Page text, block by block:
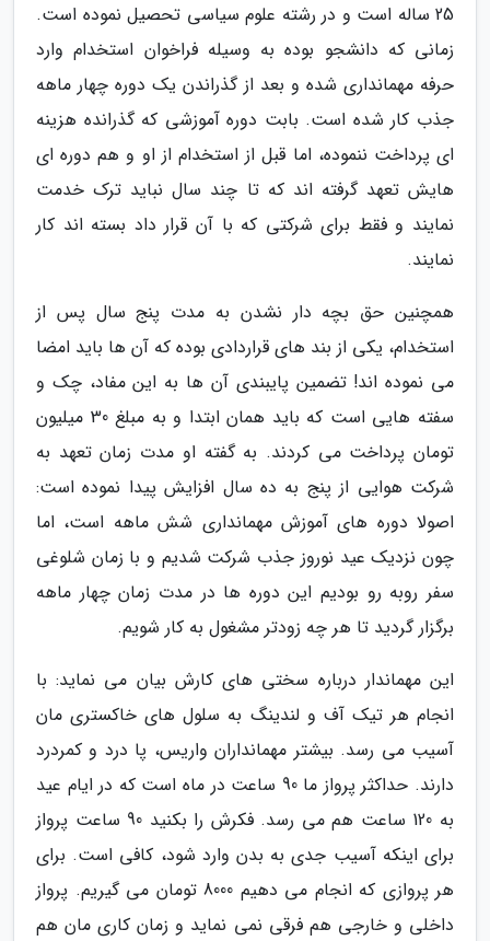
25 ساله است و در رشته علوم سیاسی تحصیل نموده است.
زمانی که دانشجو بوده به وسیله فراخوان استخدام وارد
حرفه مهمانداری شده و بعد از گذراندن یک دوره چهار ماهه
جذب کار شده است. بابت دوره آموزشی که گذرانده هزینه
ای پرداخت ننموده، اما قبل از استخدام از او و هم دوره ای
هایش تعهد گرفته اند که تا چند سال نباید ترک خدمت
نمایند و فقط برای شرکتی که با آن قرار داد بسته اند کار
نمایند.
همچنین حق بچه دار نشدن به مدت پنج سال پس از
استخدام، یکی از بند های قراردادی بوده که آن ها باید امضا
می نموده اند! تضمین پایبندی آن ها به این مفاد، چک و
سفته هایی است که باید همان ابتدا و به مبلغ 30 میلیون
تومان پرداخت می کردند. به گفته او مدت زمان تعهد به
شرکت هوایی از پنج به ده سال افزایش پیدا نموده است:
اصولا دوره های آموزش مهمانداری شش ماهه است، اما
چون نزدیک عید نوروز جذب شرکت شدیم و با زمان شلوغی
سفر روبه رو بودیم این دوره ها در مدت زمان چهار ماهه
برگزار گردید تا هر چه زودتر مشغول به کار شویم.
این مهماندار درباره سختی های کارش بیان می نماید: با
انجام هر تیک آف و لندینگ به سلول های خاکستری مان
آسیب می رسد. بیشتر مهمانداران واریس، پا درد و کمردرد
دارند. حداکثر پرواز ما 90 ساعت در ماه است که در ایام عید
به 120 ساعت هم می رسد. فکرش را بکنید 90 ساعت پرواز
برای اینکه آسیب جدی به بدن وارد شود، کافی است. برای
هر پروازی که انجام می دهیم 8000 تومان می گیریم. پرواز
داخلی و خارجی هم فرقی نمی نماید و زمان کاری مان هم